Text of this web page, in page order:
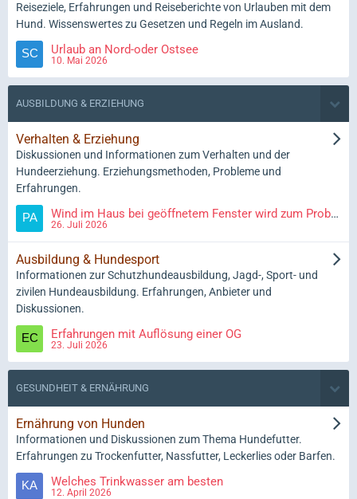
Reiseziele, Erfahrungen und Reiseberichte von Urlauben mit dem
Hund. Wissenswertes zu Gesetzen und Regeln im Ausland.
Urlaub an Nord-oder Ostsee
10. Mai 2026
AUSBILDUNG & ERZIEHUNG
Verhalten & Erziehung
Diskussionen und Informationen zum Verhalten und der
Hundeerziehung. Erziehungsmethoden, Probleme und
Erfahrungen.
Wind im Haus bei geöffnetem Fenster wird zum Problem
26. Juli 2026
Ausbildung & Hundesport
Informationen zur Schutzhundeausbildung, Jagd-, Sport- und
zivilen Hundeausbildung. Erfahrungen, Anbieter und
Diskussionen.
Erfahrungen mit Auflösung einer OG
23. Juli 2026
GESUNDHEIT & ERNÄHRUNG
Ernährung von Hunden
Informationen und Diskussionen zum Thema Hundefutter.
Erfahrungen zu Trockenfutter, Nassfutter, Leckerlies oder Barfen.
Welches Trinkwasser am besten
12. April 2026